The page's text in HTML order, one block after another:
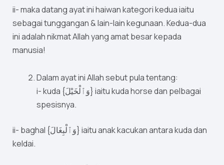
ii- maka datang ayat ini haiwan kategori kedua iaitu
sebagai tunggangan & lain-lain kegunaan. Kedua-dua
ini adalah nikmat Allah yang amat besar kepada
manusia!
Dalam ayat ini Allah sebut pula tentang:
i- kuda {وَٱلْخَيْلَ} iaitu kuda horse dan pelbagai
spesisnya.
ii- baghal {وَٱلْبِغَالَ} iaitu anak kacukan antara kuda dan
keldai.